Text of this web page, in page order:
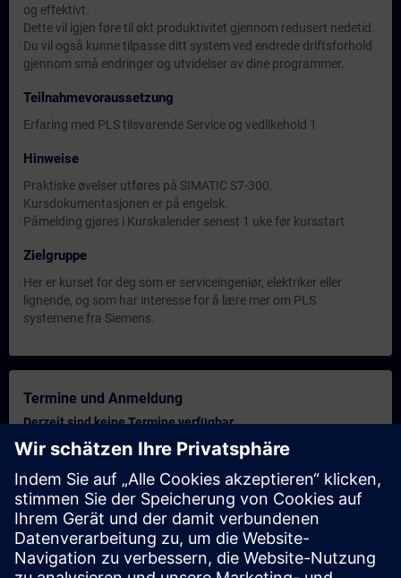
og effektivt.
Dette vil igjen føre til økt produktivitet gjennom redusert nedetid.
Du vil også kunne tilpasse ditt system ved endrede driftsforhold
gjennom små endringer og utvidelser av dine programmer.
Teilnahmevoraussetzung
Erfaring med PLS tilsvarende Service og vedlikehold 1
Hinweise
Praktiske øvelser utføres på SIMATIC S7-300.
Kursdokumentasjonen er på engelsk.
Påmelding gjøres i Kurskalender senest 1 uke før kursstart
Zielgruppe
Her er kurset for deg som er serviceingeniør, elektriker eller
lignende, og som har interesse for å lære mer om PLS
systemene fra Siemens.
Termine und Anmeldung
Derzeit sind keine Termine verfügbar
Setzen Sie sich auf die Interessentenliste und erhalten Sie eine
Benachrichtigung sobald neue Termine verfügbar sind.
Benachrichtigungsservice aktivieren
Personalisiertes Angebot